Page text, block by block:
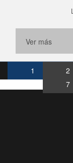
Ver más
1 2
7